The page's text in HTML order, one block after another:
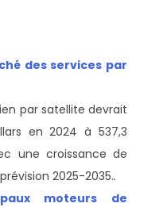
des services par
par satellite devrait
en 2024 à 537,3
une croissance de
2025-2035..
moteurs de